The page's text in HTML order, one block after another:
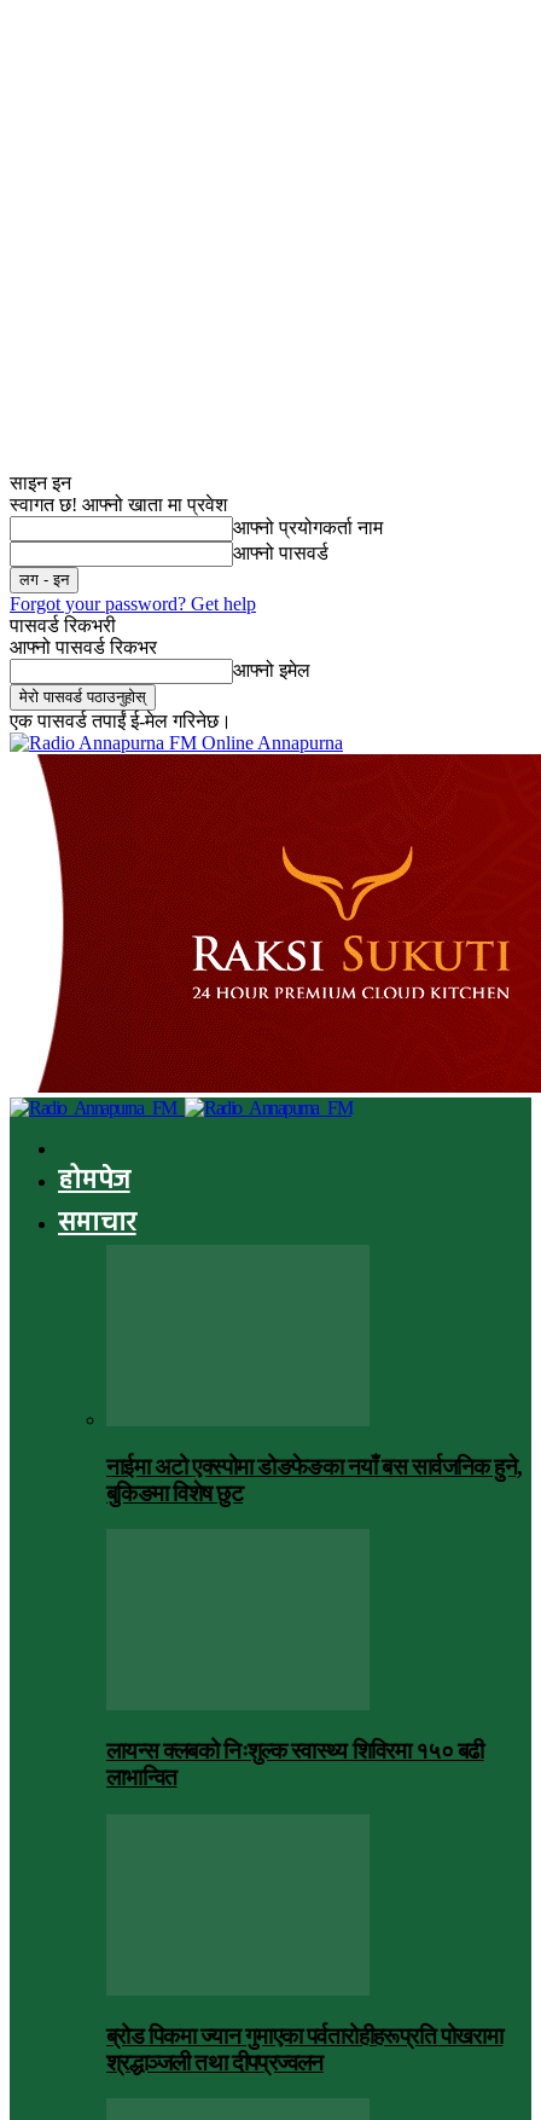
साइन इन
स्वागत छ! आफ्नो खाता मा प्रवेश
आफ्नो प्रयोगकर्ता नाम
आफ्नो पासवर्ड
Forgot your password? Get help
पासवर्ड रिकभरी
आफ्नो पासवर्ड रिकभर
आफ्नो इमेल
एक पासवर्ड तपाईं ई-मेल गरिनेछ।
Online Annapurna
होमपेज
समाचार
नाईमा अटो एक्स्पोमा डोङफेङका नयाँ बस सार्वजनिक हुने,
बुकिङमा विशेष छुट
लायन्स क्लबको निःशुल्क स्वास्थ्य शिविरमा १५० बढी
लाभान्वित
ब्रोड पिकमा ज्यान गुमाएका पर्वतारोहीहरूप्रति पोखरामा
श्रद्धाञ्जली तथा दीपप्रज्वलन